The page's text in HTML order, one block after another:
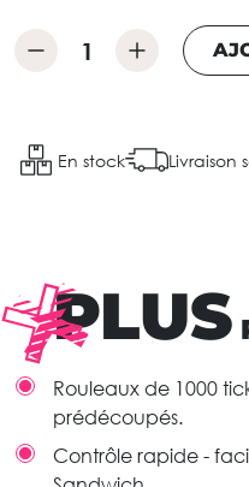
En stock Livraison
PLUS
Rouleaux de 1000
prédécoupés.
Contrôle rapide -